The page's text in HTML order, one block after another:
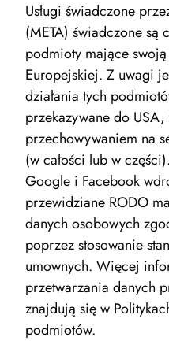
Usługi świadczone
(META) świadczone są
podmioty mające
Europejskiej. Z uwagi
działania tych
przekazywane do
przechowywaniem na
(w całości lub w
Google i Facebook
przewidziane RODO
danych osobowych
poprzez stosowanie
umownych. Więcej
przetwarzania danych
znajdują się w
podmiotów.